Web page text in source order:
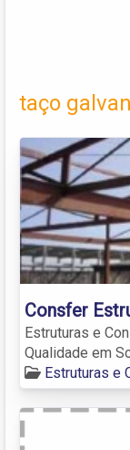
taço
Consfer
Estruturas e
Qualidade em
Estruturas e